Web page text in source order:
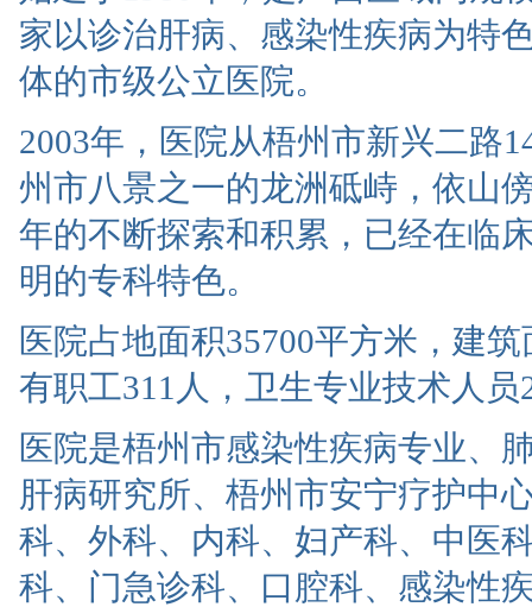
家以诊治肝病、感染性疾病为特
体的市级公立医院。
2003年，医院从梧州市新兴二路
州市八景之一的龙洲砥峙，依山
年的不断探索和积累，已经在临
明的专科特色。
医院占地面积35700平方米，建
有职工311人，卫生专业技术人
医院是梧州市感染性疾病专业、
肝病研究所、梧州市安宁疗护中
科、外科、内科、妇产科、中医
科、门急诊科、口腔科、感染性